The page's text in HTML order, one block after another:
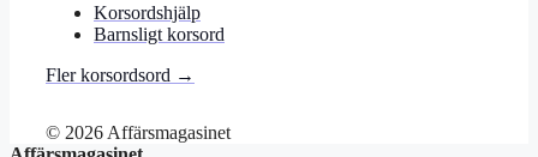
Korsordshjälp
Barnsligt korsord
Fler korsordsord →
© 2026 Affärsmagasinet